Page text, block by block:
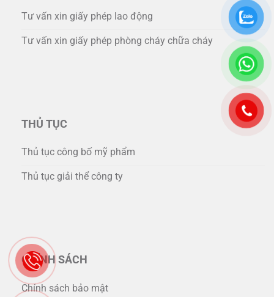
Tư vấn xin giấy phép lao động
Tư vấn xin giấy phép phòng cháy chữa cháy
THỦ TỤC
Thủ tục công bố mỹ phẩm
Thủ tục giải thể công ty
CHÍNH SÁCH
Chính sách bảo mật